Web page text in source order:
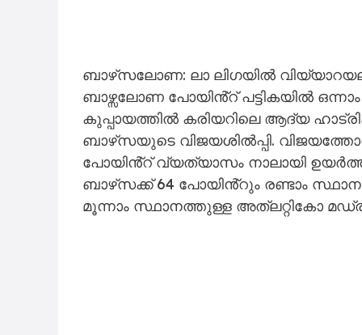
ബാഴ്‌സലോണ: ലാ ലിഗയിൽ
ബാഴ്സലോണ പോയിൻ്റ് പട്ടികയിൽ
കുപ്പായത്തിൽ കരിയറിലെ ആദ്യ
ബാഴ്‌സയുടെ വിജയശിൽപ്പി.
പോയിൻ്റ് വ്യത്യാസം നാലായി
ബാഴ്‌സക്ക് 64 പോയിൻ്റും രണ്ടാം
മൂന്നാം സ്ഥാനത്തുള്ള അത്ലറ്റികോ